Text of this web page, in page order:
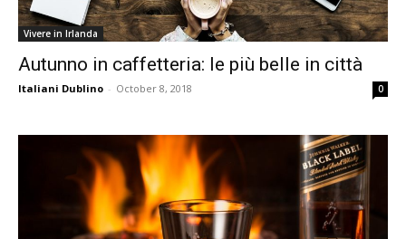
Vivere in Irlanda
Autunno in caffetteria: le più belle in città
Italiani Dublino - October 8, 2018 0